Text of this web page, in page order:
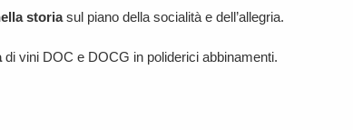
storiasul piano della socialità e dell’allegria.
di vini DOC e DOCG in poliderici abbinamenti.